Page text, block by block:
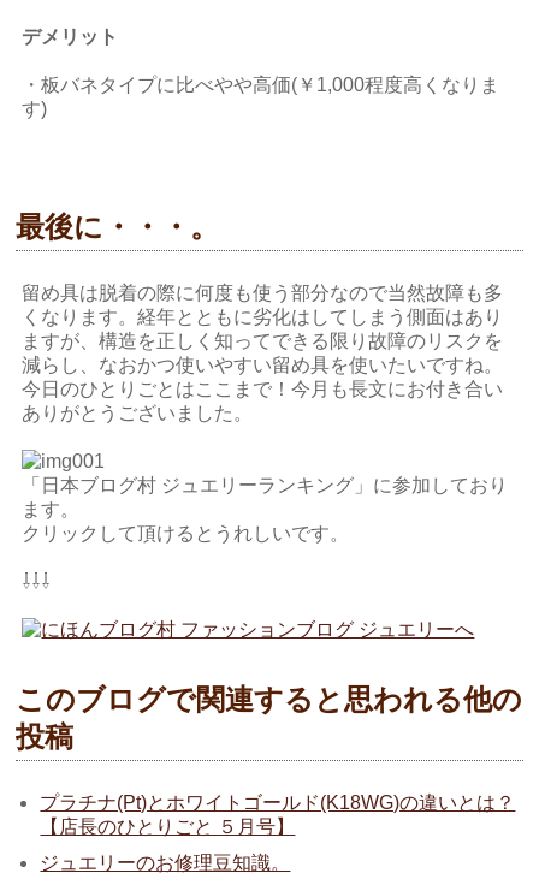
デメリット
・板バネタイプに比べやや高価(￥1,000程度高くなりま
す)
最後に・・・。
留め具は脱着の際に何度も使う部分なので当然故障も多
くなります。経年とともに劣化はしてしまう側面はあり
ますが、構造を正しく知ってできる限り故障のリスクを
減らし、なおかつ使いやすい留め具を使いたいですね。
今日のひとりごとはここまで！今月も長文にお付き合い
ありがとうございました。
「日本ブログ村 ジュエリーランキング」に参加しており
ます。
クリックして頂けるとうれしいです。
⇩⇩⇩
このブログで関連すると思われる他の
投稿
プラチナ(Pt)とホワイトゴールド(K18WG)の違いとは？
【店長のひとりごと ５月号】
ジュエリーのお修理豆知識。